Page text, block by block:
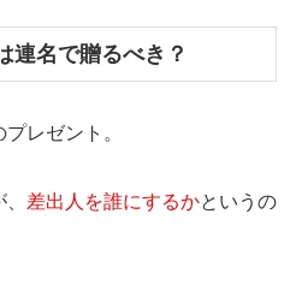
連名で贈るべき？
レゼント。
差出人を誰にするかというの